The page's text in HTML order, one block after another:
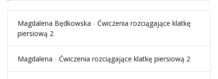
Magdalena Będkowska - Ćwiczenia rozciągające klatkę
piersiową 2
Magdalena - Ćwiczenia rozciągające klatkę piersiową 2